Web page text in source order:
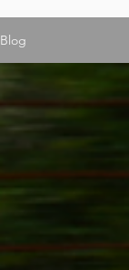
Blog